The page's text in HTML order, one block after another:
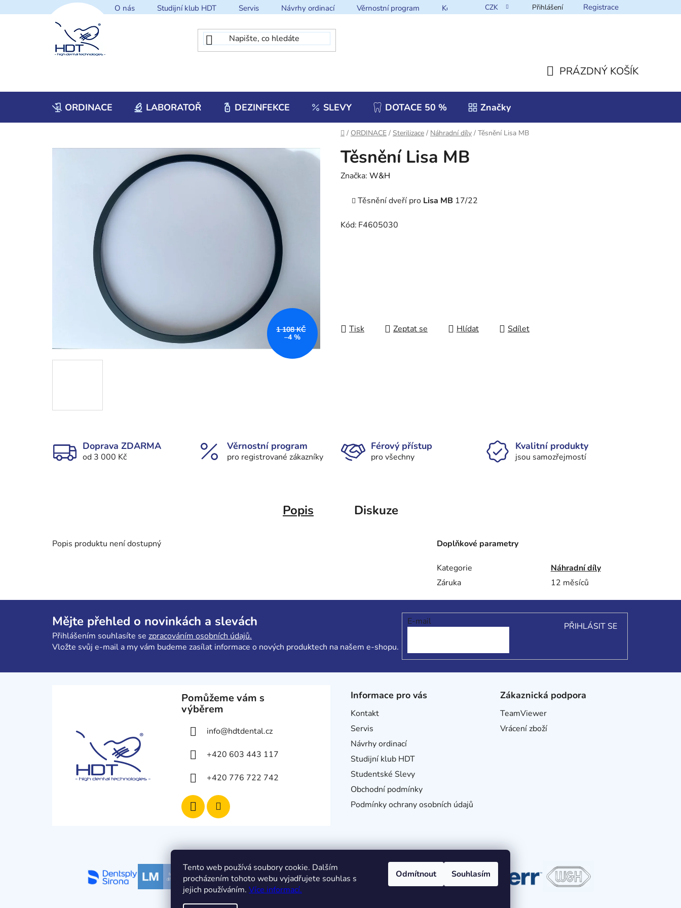
Tento web používá soubory cookie. Dalším
procházením tohoto webu vyjadřujete souhlas s
jejich používáním. Více informací.
Odmítnout Souhlasím
na
O nás Studijní klub HDT Servis Návrhy ordinací Věrnostní program Kontakt CZK Přihlášení Registrace
PRÁZDNÝ KOŠÍK
ORDINACE LABORATOŘ DEZINFEKCE SLEVY DOTACE 50 % Značky
Domů
/ ORDINACE / Sterilizace / Náhradní díly / Těsnění Lisa MB
Těsnění Lisa MB
Značka: W&H
Těsnění dveří pro Lisa MB 17/22
Kód: F4605030
Tisk Zeptat se Hlídat Sdílet
1 108 KČ
–4 %
Doprava ZDARMA
od 3 000 Kč
Věrnostní program
pro registrované zákazníky
Férový přístup
pro všechny
Kvalitní produkty
jsou samozřejmostí
Popis Diskuze
Popis produktu není dostupný Doplňkové parametry
Kategorie
Náhradní díly
Záruka
12 měsíců
í
Mějte přehled o novinkách a slevách
Přihlášením souhlasíte se zpracováním osobních údajů.
Vložte svůj e-mail a my vám budeme zasílat informace o nových produktech na našem e-shopu.
E-mail PŘIHLÁSIT SE
Pomůžeme vám s
výběrem
info@hdtdental.cz
+420 603 443 117
+420 776 722 742
Informace pro vás
Kontakt
Servis
Návrhy ordinací
Studijní klub HDT
Studentské Slevy
Obchodní podmínky
Podmínky ochrany osobních údajů
Zákaznická podpora
TeamViewer
Vrácení zboží